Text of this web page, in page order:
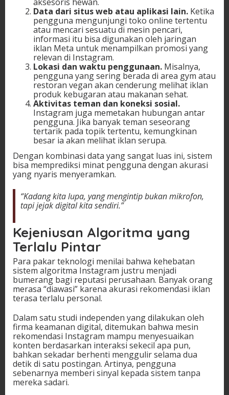
Data dari situs web atau aplikasi lain. Ketika
pengguna mengunjungi toko online tertentu
atau mencari sesuatu di mesin pencari,
informasi itu bisa digunakan oleh jaringan
iklan Meta untuk menampilkan promosi yang
relevan di Instagram.
Lokasi dan waktu penggunaan. Misalnya,
pengguna yang sering berada di area gym atau
restoran vegan akan cenderung melihat iklan
produk kebugaran atau makanan sehat.
Aktivitas teman dan koneksi sosial.
Instagram juga memetakan hubungan antar
pengguna. Jika banyak teman seseorang
tertarik pada topik tertentu, kemungkinan
besar ia akan melihat iklan serupa.
Dengan kombinasi data yang sangat luas ini, sistem
bisa memprediksi minat pengguna dengan akurasi
yang nyaris menyeramkan.
“Kadang kita lupa, yang mengintip bukan mikrofon,
tapi jejak digital kita sendiri.”
Kejeniusan Algoritma yang
Terlalu Pintar
Para pakar teknologi menilai bahwa kehebatan
sistem algoritma Instagram justru menjadi
bumerang bagi reputasi perusahaan. Banyak orang
merasa “diawasi” karena akurasi rekomendasi iklan
terasa terlalu personal.
Dalam satu studi independen yang dilakukan oleh
firma keamanan digital, ditemukan bahwa mesin
rekomendasi Instagram mampu menyesuaikan
konten berdasarkan interaksi sekecil apa pun,
bahkan sekadar berhenti menggulir selama dua
detik di satu postingan. Artinya, pengguna
sebenarnya memberi sinyal kepada sistem tanpa
mereka sadari.